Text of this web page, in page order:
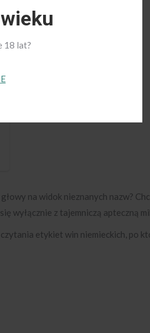
18 lat?
na widok nieznanych nazw?
wyłącznie z tajemniczą apteczną
etykiet win niemieckich, po